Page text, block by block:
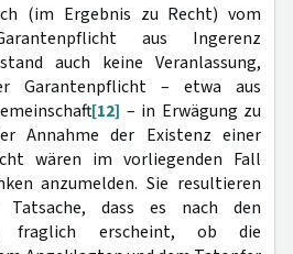
(im Ergebnis zu Recht) vom
aus Ingerenz
auch keine Veranlassung,
Garantenpflicht – etwa aus
[12] – in Erwägung zu
Annahme der Existenz einer
wären im vorliegenden Fall
anzumelden. Sie resultieren
dass es nach den
fraglich erscheint, ob die